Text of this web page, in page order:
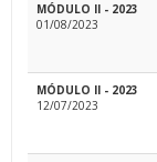
MÓDULO II - 2023
01/08/2023
MÓDULO II - 2023
12/07/2023